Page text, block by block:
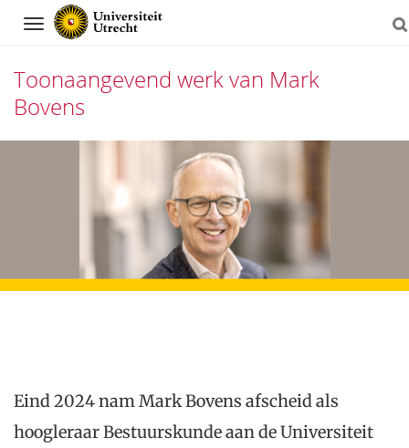
Navigation
Toonaangevend werk van Mark
Bovens
Eind 2024 nam Mark Bovens afscheid als
hoogleraar Bestuurskunde aan de Universiteit